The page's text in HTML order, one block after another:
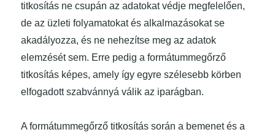
titkosítás ne csupán az adatokat védje megfelelően,
de az üzleti folyamatokat és alkalmazásokat se
akadályozza, és ne nehezítse meg az adatok
elemzését sem. Erre pedig a formátummegőrző
titkosítás képes, amely így egyre szélesebb körben
elfogadott szabvánnyá válik az iparágban.
A formátummegőrző titkosítás során a bemenet és a